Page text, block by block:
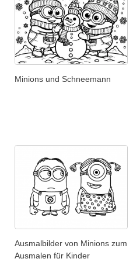
Minions und Schneemann
Ausmalbilder von Minions zum
Ausmalen für Kinder